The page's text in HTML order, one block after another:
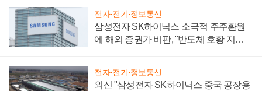
전자·전기·정보통신
삼성전자 SK하이닉스 소극적 주주환원
에 해외 증권가 비판, "반도체 호황 지속
전자·전기·정보통신
외신 "삼성전자 SK하이닉스 중국 공장용